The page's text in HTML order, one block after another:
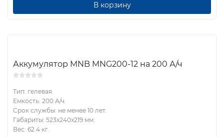
В корзину
Аккумулятор MNB MNG200-12 на 200 А/ч
Тип: гелевая.
Емкость: 200 А/ч.
Срок службы: не менее 10 лет.
Габариты: 523x240x219 мм.
Вес: 62.4 кг.